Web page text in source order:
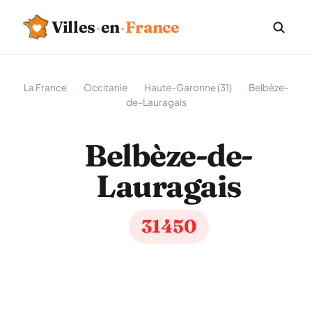
Villes·en·France
La France Occitanie Haute-Garonne (31)
Belbèze-
de-Lauragais
Belbèze-de-
Lauragais
31450